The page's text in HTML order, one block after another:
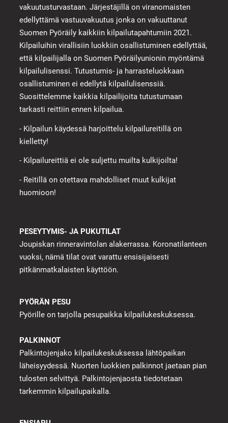
vakuutusturvastaan. Järjestäjillä on viranomaisten
edellyttämä vastuuvakuutus jonka on vakuuttanut
Suomen Pyöräily kaikkiin kilpailutapahtumiin 2021.
Kilpailuihin virallisiin luokkiin osallistuminen edellyttää,
että kilpailijalla on Suomen Pyöräilyunionin myöntämä
kilpailulisenssi. Tutustumis- ja harrasteluokkaan
osallistuminen ei edellytä kilpailulisenssiä.
Suosittelemme kaikkia kilpailijoita tutustumaan
tarkasti reittiin ennen kilpailua.
- Kilpailun käydessä harjoittelu kilpailureitillä on
kielletty!
- Kilpailureittiä ei ole suljettu muilta kulkijoilta!
- Reitillä on otettava mahdolliset muut kulkijat
huomioon!
PESEYTYMIS- JA PUKUTILAT
Joupiskan rinneravintolan alakerrassa. Koronatilanteen
vuoksi, nämä tilat ovat varattu ensisijaisesti
pitkänmatkalaisten käyttöön.
PYÖRÄN PESU
Pyörille on tarjolla pesupaikka kilpailukeskuksessa.
PALKINNOT
Palkintojenjako kilpailukeskuksessa lähtöpaikan
läheisyydessä. Nuorten luokkien palkinnot jaetaan pian
tulosten selvittyä. Palkintojenjaosta tiedotetaan
tarkemmin kilpailupaikalla.